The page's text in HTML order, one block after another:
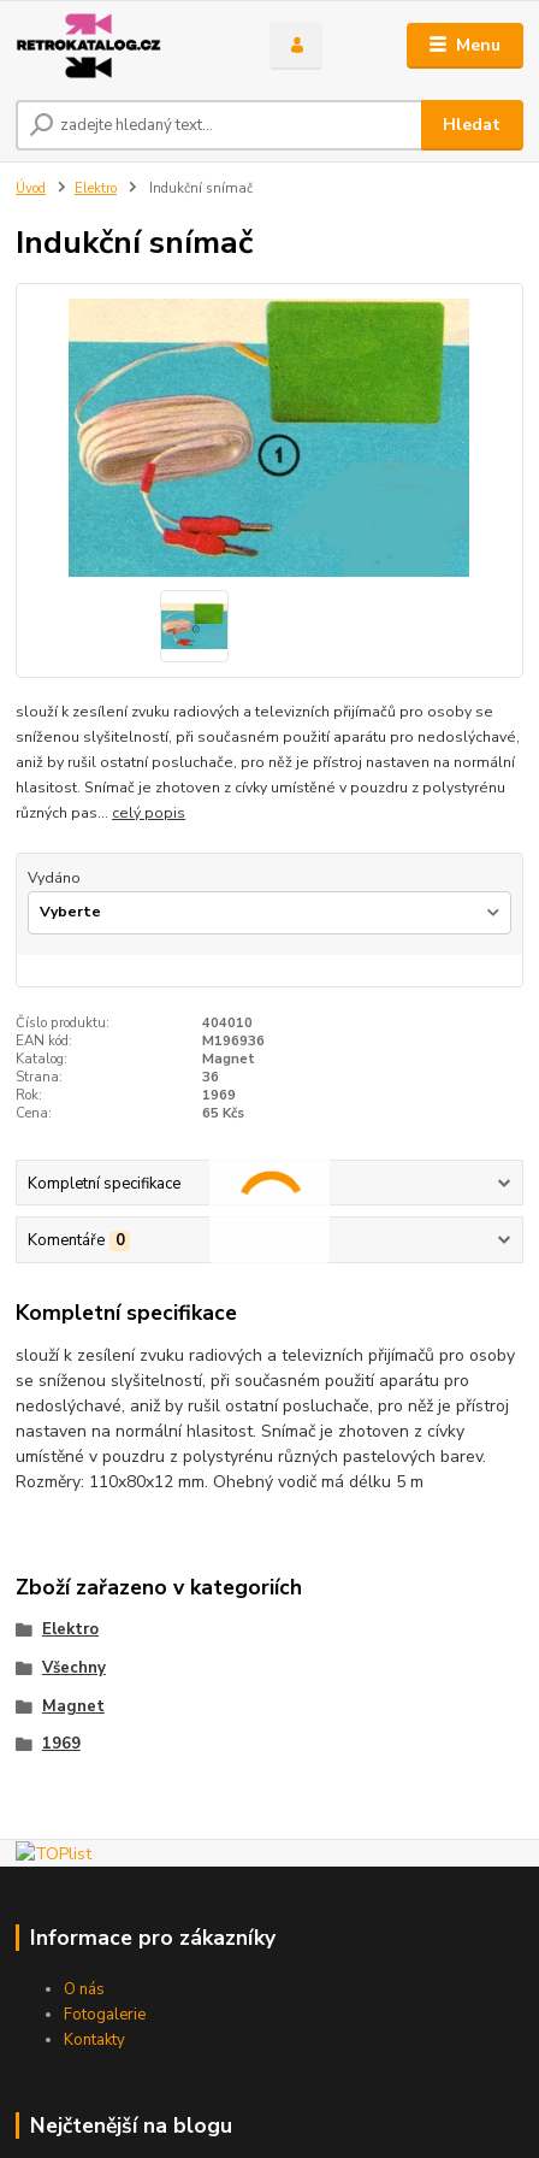
Menu
Hledat
Úvod Elektro Indukční snímač
Indukční snímač
slouží k zesílení zvuku radiových a televizních přijímačů pro osoby se
sníženou slyšitelností, při současném použití aparátu pro nedoslýchavé,
aniž by rušil ostatní posluchače, pro něž je přístroj nastaven na normální
hlasitost. Snímač je zhotoven z cívky umístěné v pouzdru z polystyrénu
různých pas... celý popis
Vydáno
Číslo produktu:
404010
EAN kód:
M196936
Katalog:
Magnet
Strana:
36
Rok:
1969
Cena:
65 Kčs
Kompletní specifikace
Komentáře 0
Kompletní specifikace
slouží k zesílení zvuku radiových a televizních přijímačů pro osoby
se sníženou slyšitelností, při současném použití aparátu pro
nedoslýchavé, aniž by rušil ostatní posluchače, pro něž je přístroj
nastaven na normální hlasitost. Snímač je zhotoven z cívky
umístěné v pouzdru z polystyrénu různých pastelových barev.
Rozměry: 110x80x12 mm. Ohebný vodič má délku 5 m
Zboží zařazeno v kategoriích
Elektro
Všechny
Magnet
1969
Informace pro zákazníky
O nás
Fotogalerie
Kontakty
Nejčtenější na blogu